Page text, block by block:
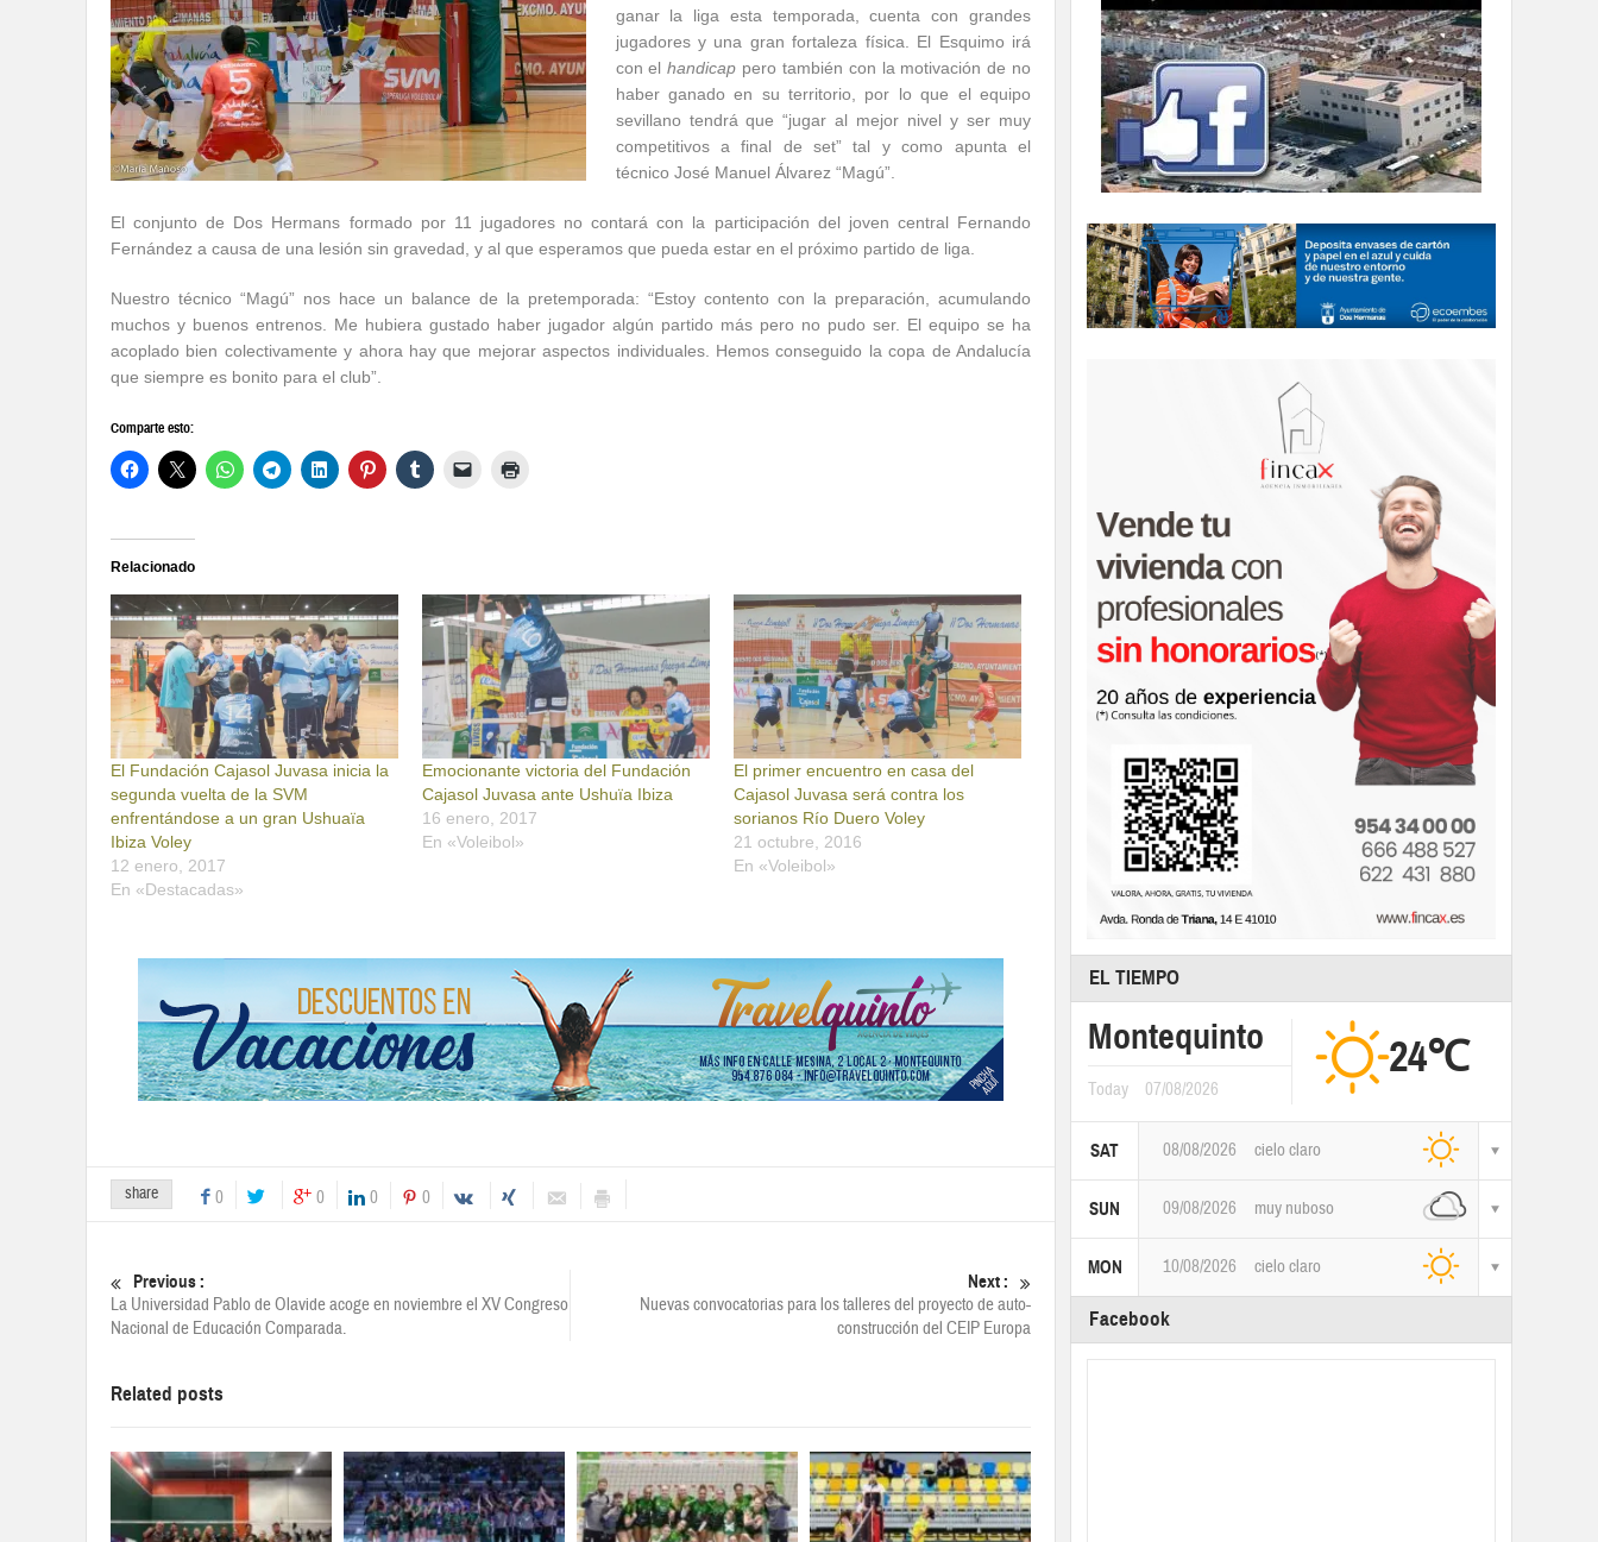
ganar la liga esta temporada, cuenta con grandes
jugadores y una gran fortaleza física. El Esquimo irá
con elhandicap pero también con la motivación de no
haber ganado en su territorio, por lo que el equipo
sevillano tendrá que “jugar al mejor nivel y ser muy
competitivos a final de set” tal y como apunta el
técnico José Manuel Álvarez “Magú”.
El conjunto de Dos Hermans formado por 11 jugadores no contará con la participación del joven central Fernando
Fernández a causa de una lesión sin gravedad, y al que esperamos que pueda estar en el próximo partido de liga.
Nuestro técnico “Magú” nos hace un balance de la pretemporada: “Estoy contento con la preparación, acumulando
muchos y buenos entrenos. Me hubiera gustado haber jugador algún partido más pero no pudo ser. El equipo se ha
acoplado bien colectivamente y ahora hay que mejorar aspectos individuales. Hemos conseguido la copa de Andalucía
que siempre es bonito para el club”.
Comparte esto:
Relacionado
El Fundación Cajasol Juvasa inicia la
segunda vuelta de la SVM
enfrentándose a un gran Ushuaïa
Ibiza Voley
12 enero, 2017
En «Destacadas»
Emocionante victoria del Fundación
Cajasol Juvasa ante Ushuïa Ibiza
16 enero, 2017
En «Voleibol»
El primer encuentro en casa del
Cajasol Juvasa será contra los
sorianos Río Duero Voley
21 octubre, 2016
En «Voleibol»
share 0 0 0 0
Previous :
La Universidad Pablo de Olavide acoge en noviembre el XV Congreso
Nacional de Educación Comparada.
Next :
Nuevas convocatorias para los talleres del proyecto de auto-
construcción del CEIP Europa
Related posts
EL TIEMPO
Montequinto
Today 07/08/2026
24℃
SAT 08/08/2026 cielo claro
SUN 09/08/2026 muy nuboso
MON 10/08/2026 cielo claro
Facebook